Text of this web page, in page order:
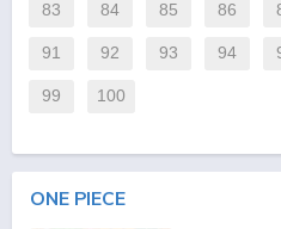
83 84 85 86
91 92 93 94
99 100
ONE PIECE